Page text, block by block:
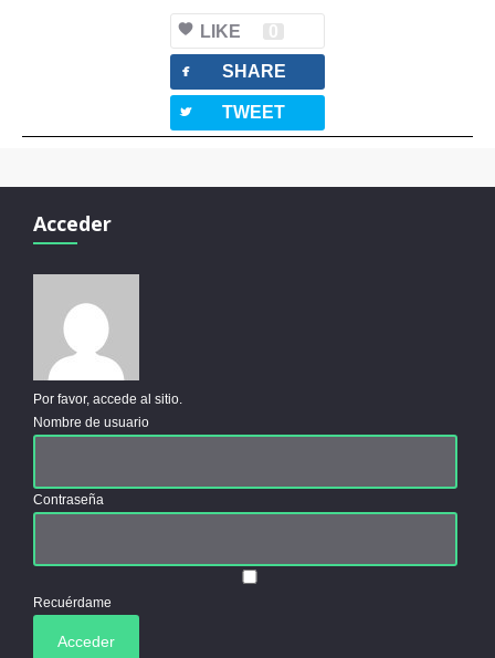
LIKE 0
facebook SHARE
twitterbird TWEET
Acceder
Por favor, accede al sitio.
Nombre de usuario
Contraseña
Recuérdame